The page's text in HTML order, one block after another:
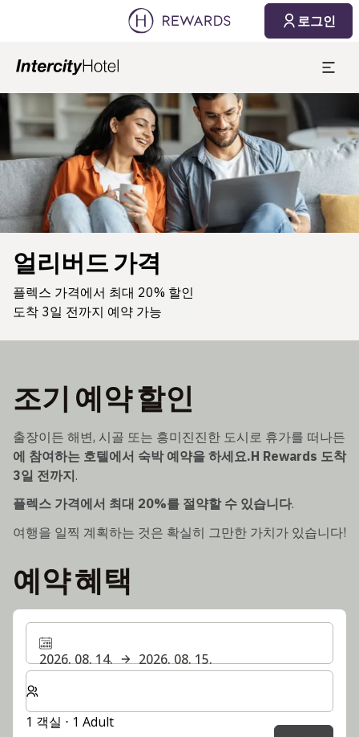
로그인
슬라이드 1 의 1
얼리버드 가격
플렉스 가격에서 최대 20% 할인
도착 3일 전까지 예약 가능
조기 예약 할인
출장이든 해변, 시골 또는 흥미진진한 도시로 휴가를 떠나든
에 참여하는 호텔에서 숙박 예약을 하세요.H Rewards 도착
3일 전까지.
플렉스 가격에서 최대 20%를 절약할 수 있습니다.
여행을 일찍 계획하는 것은 확실히 그만한 가치가 있습니다!
예약 혜택
2026. 08. 14.
2026. 08. 15.
숙박할 객실 및 게스트 수 선택
1 객실 ⋅ 1 Adult